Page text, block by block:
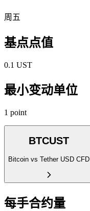
周五
基点点值
0.1 UST
最小变动单位
1 point
BTCUST
Bitcoin vs Tether USD CFD
每手合约量